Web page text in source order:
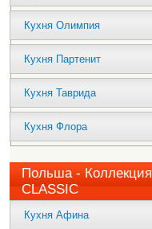
Кухня Олимпия
Кухня Партенит
Кухня Таврида
Кухня Флора
Польша - Коллекция
CLASSIC
Кухня Афина